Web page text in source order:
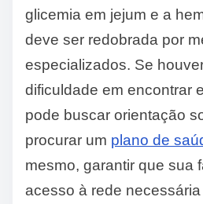
glicemia em jejum e a
deve ser redobrada por
especializados. Se
dificuldade em encontrar
pode buscar orientação
procurar um plano de
mesmo, garantir que sua
acesso à rede